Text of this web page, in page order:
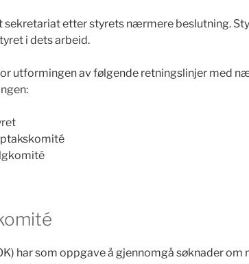
sekretariat etter styrets nærmere beslutning.
i dets arbeid.
utformingen av følgende retningslinjer med
har som oppgave å gjennomgå søknader om